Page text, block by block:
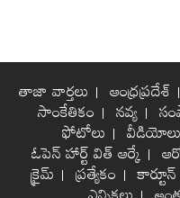
తాజా వార్తలు ఆంధ్రప్రదేశ్
సాంకేతికం నవ్య
ఫోటోలు వీడియోలు
ఓపెన్ హార్ట్ విత్ ఆర్కే
క్రైమ్ ప్రత్యేకం కార్టూన్